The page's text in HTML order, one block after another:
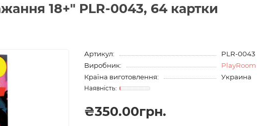
18+" PLR-0043, 64 картки
Артикул:
PLR-0043
Виробник:
PlayRoom
Країна виготовлення:
Украина
₴350.00грн.